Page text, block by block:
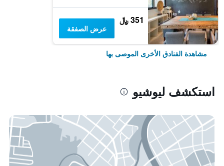
351 ﷼
عرض الصفقة
مشاهدة الفنادق الأخرى الموصى بها
استكشف ليوشيو